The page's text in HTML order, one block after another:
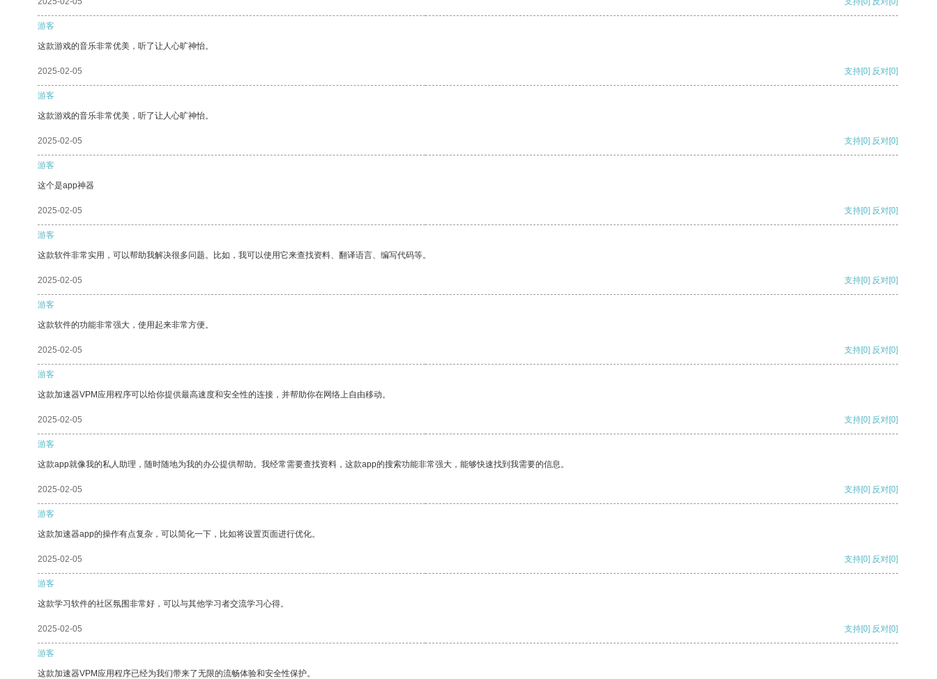
游客
这款游戏的音乐非常优美，听了让人心旷神怡。
2025-02-05 支持[0] 反对[0]
游客
这款游戏的音乐非常优美，听了让人心旷神怡。
2025-02-05 支持[0] 反对[0]
游客
这个是app神器
2025-02-05 支持[0] 反对[0]
游客
这款软件非常实用，可以帮助我解决很多问题。比如，我可以使用它来查找资料、翻译语言、编写代码等。
2025-02-05 支持[0] 反对[0]
游客
这款软件的功能非常强大，使用起来非常方便。
2025-02-05 支持[0] 反对[0]
游客
这款加速器VPM应用程序可以给你提供最高速度和安全性的连接，并帮助你在网络上自由移动。
2025-02-05 支持[0] 反对[0]
游客
这款app就像我的私人助理，随时随地为我的办公提供帮助。我经常需要查找资料，这款app的搜索功能非常强大，能够快速找到我需要的信息。
2025-02-05 支持[0] 反对[0]
游客
这款加速器app的操作有点复杂，可以简化一下，比如将设置页面进行优化。
2025-02-05 支持[0] 反对[0]
游客
这款学习软件的社区氛围非常好，可以与其他学习者交流学习心得。
2025-02-05 支持[0] 反对[0]
游客
这款加速器VPM应用程序已经为我们带来了无限的流畅体验和安全性保护。